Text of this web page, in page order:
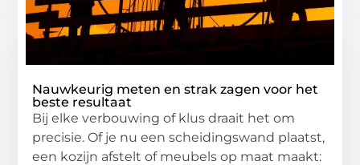
Nauwkeurig meten en strak zagen voor het
beste resultaat
Bij elke verbouwing of klus draait het om
precisie. Of je nu een scheidingswand plaatst,
een kozijn afstelt of meubels op maat maakt: